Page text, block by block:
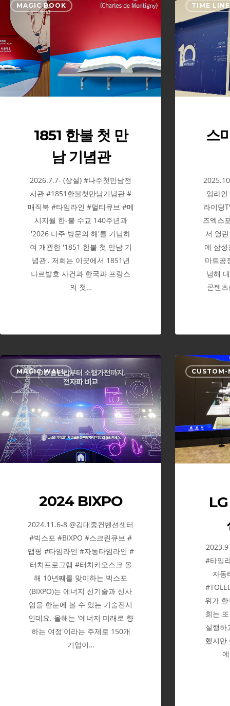
MAGIC BOOK
만
남
기
념
1851 한불 첫 만
남 기념관
2026.7.7- (상설) #나주첫만남전
시관 #1851한불첫만남기념관 #
매직북 #타임라인 #멀티큐브 #메
시지월 한-불 수교 140주년과
'2026 나주 방문의 해'를 기념하
여 개관한 '1851 한불 첫 만남 기
념관'. 저희는 이곳에서 1851년
나르발호 사건과 한국과 프랑스
의 첫…
TIME LINE
스
임라
라이딩
즈엑스
서 열
에 삼성
마트공
념해
콘텐
MAGIC WALL
2024
BIXPO
2024 BIXPO
2024.11.6-8 @김대중컨벤션센터
#빅스포 #BIXPO #스크린큐브 #
맵핑 #타임라인 #자동타임라인 #
터치프로그램 #터치키오스크 올
해 10년째를 맞이하는 빅스포
(BIXPO)는 에너지 신기술과 신사
업을 한눈에 볼 수 있는 기술전시
인데요. 올해는 '에너지 미래로 향
하는 여정'이라는 주제로 150개
기업이…
CUSTOM-
#타임
자동
위가
희는
실행하
했지만